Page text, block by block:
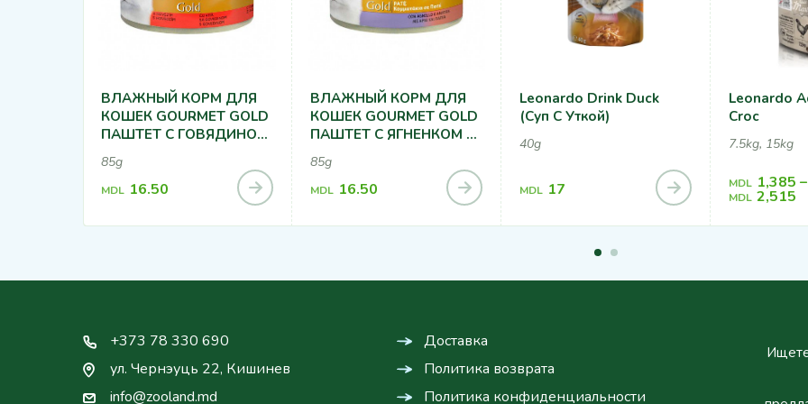
ВЛАЖНЫЙ КОРМ ДЛЯ
КОШЕК GOURMET GOLD
ПАШТЕТ С ГОВЯДИНОЙ
85g
MDL 16.50
ВЛАЖНЫЙ КОРМ ДЛЯ
КОШЕК GOURMET GOLD
ПАШТЕТ С ЯГНЕНКОМ И
85g
MDL 16.50
Leonardo Drink Duck
(суп С Уткой)
40g
MDL 17
Leonardo
Croc
7.5kg, 15kg
MDL 1,385 –
MDL 2,515
+373 78 330 690
ул. Чернэуць 22, Кишинев
info@zooland.md
Доставка
Политика возврата
Политика конфиденциальности